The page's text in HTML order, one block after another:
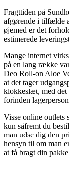
Fragttiden på
afgørende i tilfælde
øjemed er det
estimerede
Mange internet
på en lang række
Deo Roll-on Aloe
at det tager
klokkeslæt, med det
forinden
Visse online outlets
kun såfremt du
man udse dig den
hensyn til om man
at få bragt din